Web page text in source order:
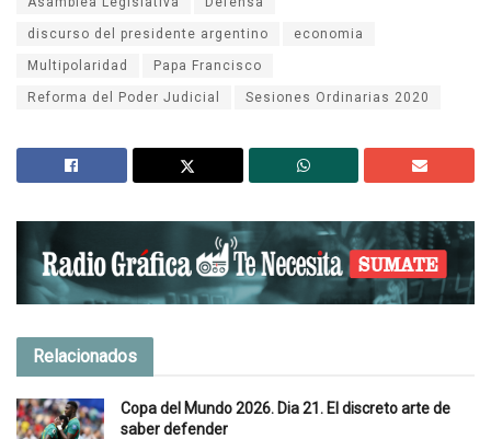
discurso del presidente argentino economia
Multipolaridad Papa Francisco
Reforma del Poder Judicial Sesiones Ordinarias 2020
Relacionados
Copa del Mundo 2026. Dia 21. El discreto arte de
saber defender